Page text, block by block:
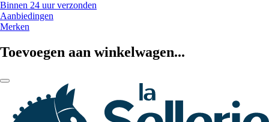
Binnen 24 uur verzonden
Aanbiedingen
Merken
Toevoegen aan winkelwagen...